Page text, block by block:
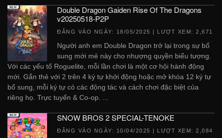
Double Dragon Gaiden Rise Of The Dragons
v20250518-P2P
ĐĂNG VÀO NGÀY: 18/05/2025 | LƯỢT XEM: 2,671
Người anh em Double Dragon trở lại trong sự bổ
sung mới mẻ này cho nhượng quyền biểu tượng.
Với các yếu tố Roguelite, mỗi lần chơi là một cơ hội hành động
mới. Gắn thẻ với 2 trên 4 ký tự khởi động hoặc mở khóa 12 ký tự
bổ sung, mỗi ký tự có các động tác và cách chơi đặc biệt của
riêng họ. Trực tuyến & Co-op. ...
SNOW BROS 2 SPECIAL-TENOKE
ĐĂNG VÀO NGÀY: 10/04/2025 | LƯỢT XEM: 2,084